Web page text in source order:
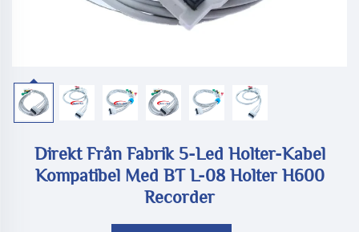
Direkt Från Fabrik 5-Led Holter-Kabel
Kompatibel Med BT L-08 Holter H600
Recorder